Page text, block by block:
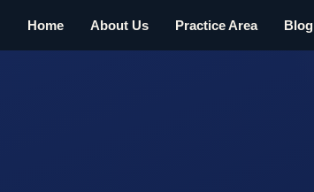
Home About Us Practice Area Blog